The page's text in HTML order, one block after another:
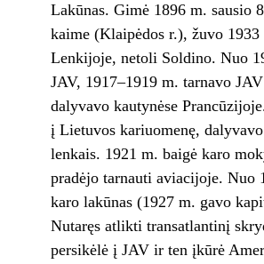
Lakūnas. Gimė 1896 m. sausio
kaime (Klaipėdos r.), žuvo
Lenkijoje, netoli Soldino. Nuo
JAV, 1917–1919 m. tarnavo
dalyvavo kautynėse
į Lietuvos kariuomenę,
lenkais. 1921 m. baigė karo
pradėjo tarnauti aviacijoje. Nuo
karo lakūnas (1927 m. gavo
Nutaręs atlikti transatlantinį
persikėlė į JAV ir ten įkūrė